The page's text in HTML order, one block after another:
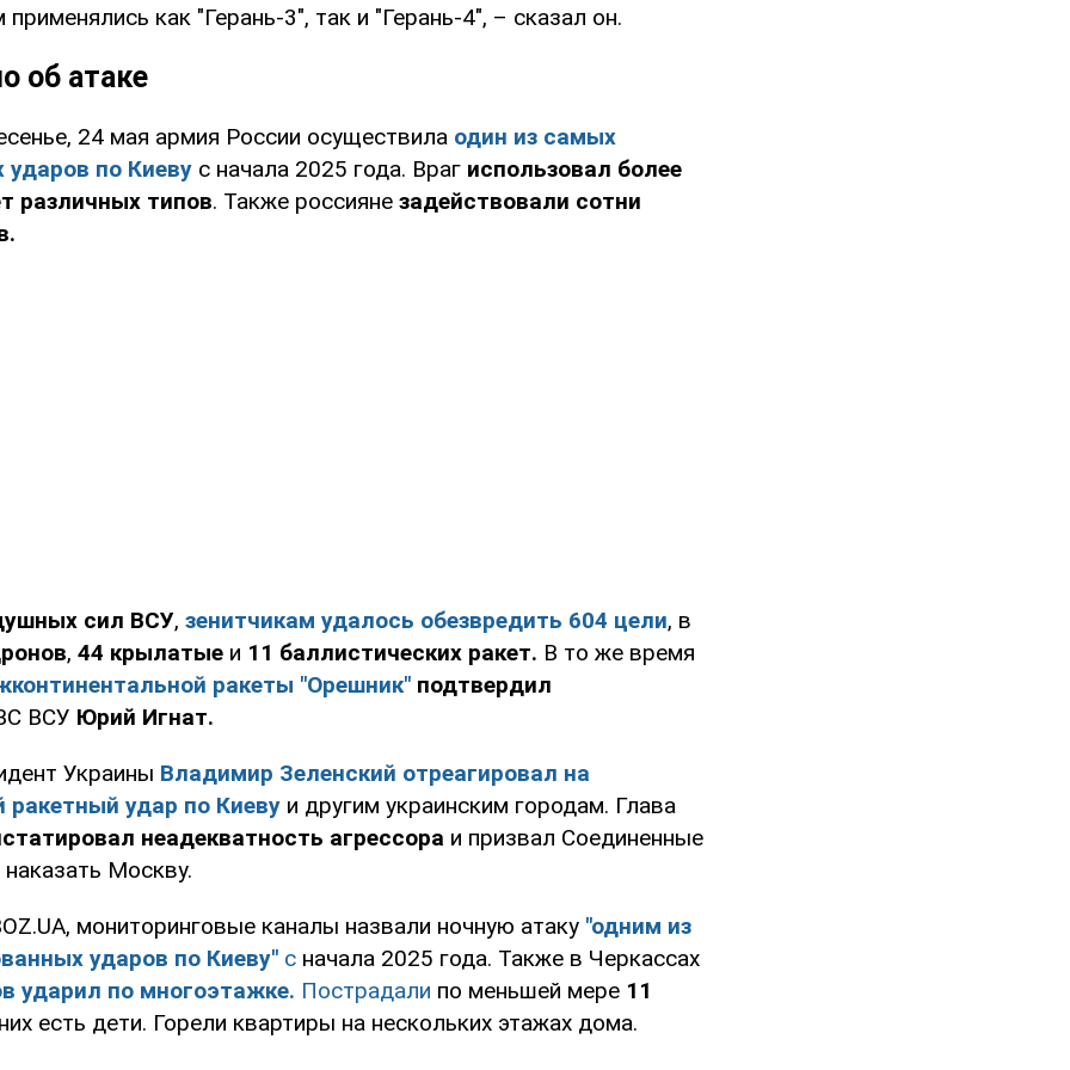
применялись как "Герань-3", так и "Герань-4", – сказал он.
об атаке
24 мая армия России осуществила один из самых
по Киеву с начала 2025 года. Враг использовал более
различных типов. Также россияне задействовали сотни
сил ВСУ, зенитчикам удалось обезвредить 604 цели, в
, 44 крылатые и 11 баллистических ракет. В то же время
ракеты "Орешник" подтвердил
ВСУ Юрий Игнат.
Украины Владимир Зеленский отреагировал на
удар по Киеву и другим украинским городам. Глава
неадекватность агрессора и призвал Соединенные
Москву.
мониторинговые каналы назвали ночную атаку "одним из
ударов по Киеву" с начала 2025 года. Также в Черкассах
ударил по многоэтажке. Пострадали по меньшей мере 11
есть дети. Горели квартиры на нескольких этажах дома.